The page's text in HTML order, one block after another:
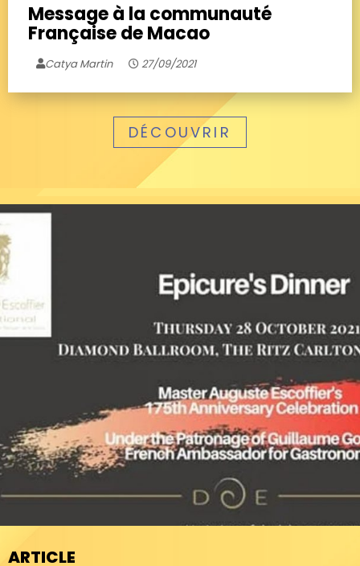
Message à la communauté
Française de Macao
Catya Martin 27/09/2021
DÉCOUVRIR
ARTICLE